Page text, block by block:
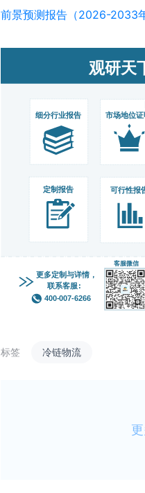
前景预测报告（2026-2033年
标签 冷链物流